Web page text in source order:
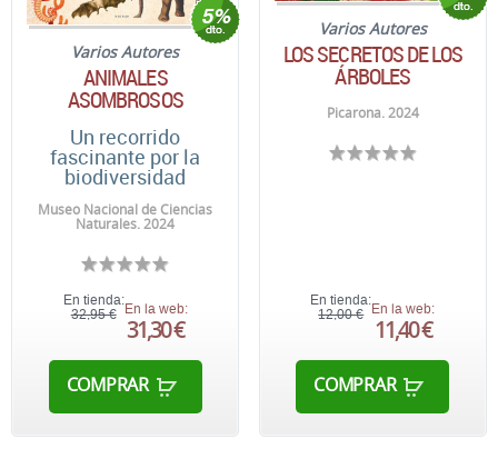
Varios Autores
ANIMALES
ASOMBROSOS
Un recorrido
fascinante por la
biodiversidad
Museo Nacional de Ciencias
Naturales. 2024
En tienda:
32,95 € En la web:
31,30 €
COMPRAR
Varios Autores
LOS SECRETOS DE LOS
ÁRBOLES
Picarona. 2024
En tienda:
12,00 € En la web:
11,40 €
COMPRAR